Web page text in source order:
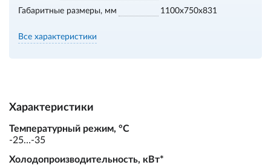
Габаритные размеры, мм
1100х750х831
Все характеристики
Характеристики
Температурный режим, °С
-25…-35
Холодопроизводительность, кВт*